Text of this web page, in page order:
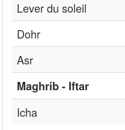
Lever du soleil
Dohr
Asr
Maghrib - Iftar
Icha